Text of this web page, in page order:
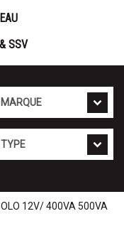
SSV
12V/ 400VA 500VA